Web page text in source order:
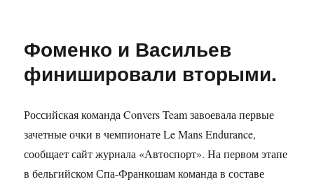
и
Студент»
за
молодыми!
Фоменко и Васильев
финишировали вторыми.
Российская команда Convers Team завоевала первые
зачетные очки в чемпионате Le Mans Endurance,
сообщает сайт журнала «Автоспорт». На первом этапе
в бельгийском Спа-Франкошам команда в составе